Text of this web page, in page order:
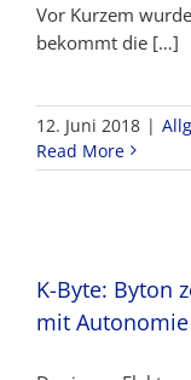
Vor Kurzem
bekommt die […]
12. Juni 2018 |
Read More
K-Byte: Byton
mit